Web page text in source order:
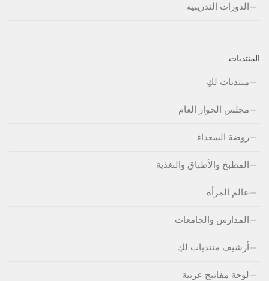
الدورات التدريبية
المنتديات
منتديات لكِ
مجلس الحوار العام
روضة السعداء
المطبخ والأطباق والتغذية
عالم المرأة
المدارس والجامعات
أرشيف منتديات لكِ
لوحة مفاتيج عربية